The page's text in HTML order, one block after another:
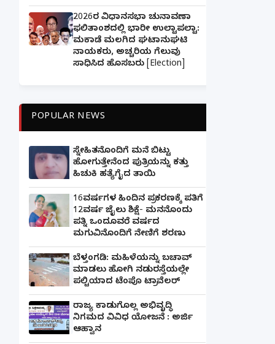
2026ರ ವಿಧಾನಸಭಾ ಚುನಾವಣಾ
ಫಲಿತಾಂಶದಲ್ಲಿ ಭಾರೀ ಉಲ್ಟಾಪಲ್ಟಾ:
ಮಕಾಡೆ ಮಲಗಿದ ಘಟಾನುಘಟಿ
ನಾಯಕರು, ಅಚ್ಚರಿಯ ಗೆಲುವು
ಸಾಧಿಸಿದ ಹೊಸಬರು [Election]
POPULAR NEWS
ಸ್ನೇಹಿತನೊಂದಿಗೆ ಮನೆ ಬಿಟ್ಟು
ಹೋಗುತ್ತೇನೆಂದ ಪುತ್ರಿಯನ್ನು ಕತ್ತು
ಹಿಚುಕಿ ಹತ್ಯೆಗೈದ ತಾಯಿ
16ವರ್ಷಗಳ ಹಿಂದಿನ ಪ್ರಕರಣಕ್ಕೆ ಪತಿಗೆ
12ವರ್ಷ ಜೈಲು ಶಿಕ್ಷೆ- ಮನನೊಂದು
ಪತ್ನಿ ಒಂದೂವರೆ ವರ್ಷದ
ಮಗುವಿನೊಂದಿಗೆ ನೇಣಿಗೆ ಶರಣು
ಬೆಳ್ತಂಗಡಿ: ಮಹಿಳೆಯನ್ನು ಬಚಾವ್
ಮಾಡಲು ಹೋಗಿ ನಡುರಸ್ತೆಯಲ್ಲೇ
ಪಲ್ಟಿಯಾದ ಟೆಂಪೊ ಟ್ರಾವೆಲರ್
ರಾಜ್ಯ ಕಾಡುಗೊಲ್ಲ ಅಭಿವೃದ್ಧಿ
ನಿಗಮದ ವಿವಿಧ ಯೋಜನೆ : ಅರ್ಜಿ
ಆಹ್ವಾನ